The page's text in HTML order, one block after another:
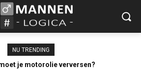
NU TRENDING
je motorolie verversen?